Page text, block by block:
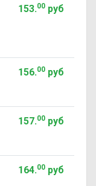
153.00руб
156.00руб
157.00руб
164.00руб